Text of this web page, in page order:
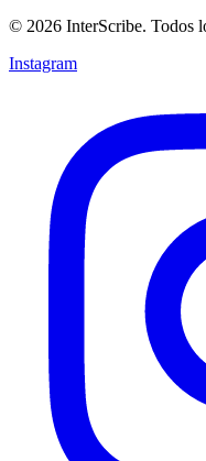
© 2026 InterScribe. Todos
Instagram